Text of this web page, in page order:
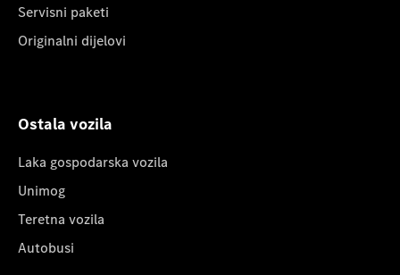
Servisni paketi
Originalni dijelovi
Ostala vozila
Laka gospodarska vozila
Unimog
Teretna vozila
Autobusi